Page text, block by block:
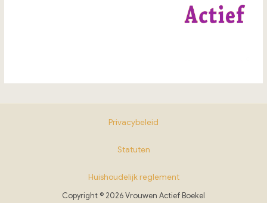
Privacybeleid
Statuten
Huishoudelijk reglement
Copyright © 2026 Vrouwen Actief Boekel